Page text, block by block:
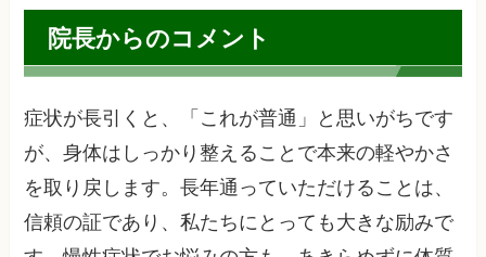
院長からのコメント
症状が長引くと、「これが普通」と思いがちです
が、身体はしっかり整えることで本来の軽やかさ
を取り戻します。長年通っていただけることは、
信頼の証であり、私たちにとっても大きな励みで